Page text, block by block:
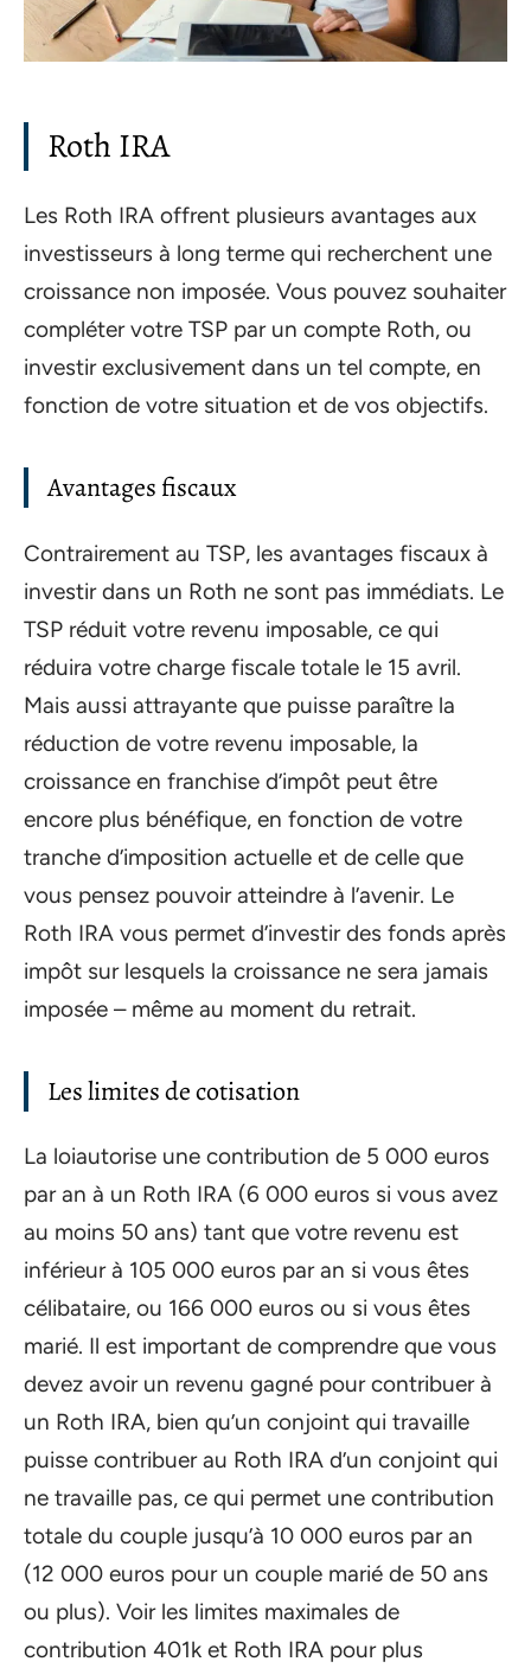
Roth IRA
Les Roth IRA offrent plusieurs avantages aux
investisseurs à long terme qui recherchent une
croissance non imposée. Vous pouvez souhaiter
compléter votre TSP par un compte Roth, ou
investir exclusivement dans un tel compte, en
fonction de votre situation et de vos objectifs.
Avantages fiscaux
Contrairement au TSP, les avantages fiscaux à
investir dans un Roth ne sont pas immédiats. Le
TSP réduit votre revenu imposable, ce qui
réduira votre charge fiscale totale le 15 avril.
Mais aussi attrayante que puisse paraître la
réduction de votre revenu imposable, la
croissance en franchise d’impôt peut être
encore plus bénéfique, en fonction de votre
tranche d’imposition actuelle et de celle que
vous pensez pouvoir atteindre à l’avenir. Le
Roth IRA vous permet d’investir des fonds après
impôt sur lesquels la croissance ne sera jamais
imposée – même au moment du retrait.
Les limites de cotisation
La loiautorise une contribution de 5 000 euros
par an à un Roth IRA (6 000 euros si vous avez
au moins 50 ans) tant que votre revenu est
inférieur à 105 000 euros par an si vous êtes
célibataire, ou 166 000 euros ou si vous êtes
marié. Il est important de comprendre que vous
devez avoir un revenu gagné pour contribuer à
un Roth IRA, bien qu’un conjoint qui travaille
puisse contribuer au Roth IRA d’un conjoint qui
ne travaille pas, ce qui permet une contribution
totale du couple jusqu’à 10 000 euros par an
(12 000 euros pour un couple marié de 50 ans
ou plus). Voir les limites maximales de
contribution 401k et Roth IRA pour plus